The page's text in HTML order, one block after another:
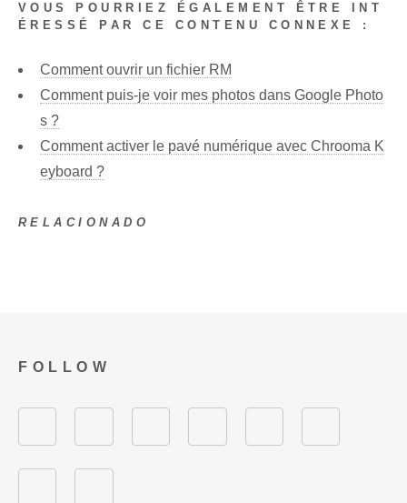
VOUS POURRIEZ ÉGALEMENT ÊTRE INT
ÉRESSÉ PAR CE CONTENU CONNEXE :
Comment ouvrir un fichier RM
Comment puis-je voir mes photos dans Google Photo
s ?
Comment activer le pavé numérique avec Chrooma K
eyboard ?
RELACIONADO
FOLLOW